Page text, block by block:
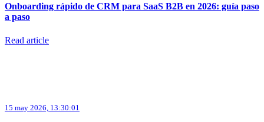
Onboarding rápido de CRM para SaaS B2B en 2026: guía paso
a paso
Read article
15 may 2026, 13:30:01